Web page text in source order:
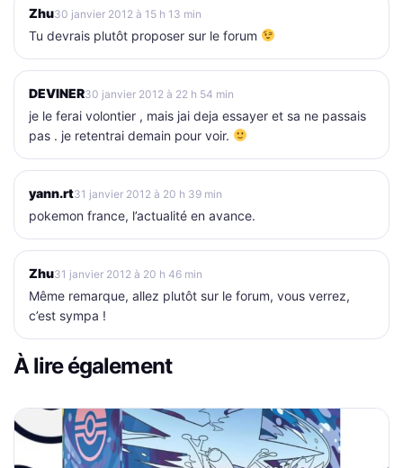
Zhu30 janvier 2012 à 15 h 13 min
Tu devrais plutôt proposer sur le forum
DEVINER30 janvier 2012 à 22 h 54 min
je le ferai volontier , mais jai deja essayer et sa ne passais
pas . je retentrai demain pour voir.
yann.rt31 janvier 2012 à 20 h 39 min
pokemon france, l’actualité en avance.
Zhu31 janvier 2012 à 20 h 46 min
Même remarque, allez plutôt sur le forum, vous verrez,
c’est sympa !
À lire également